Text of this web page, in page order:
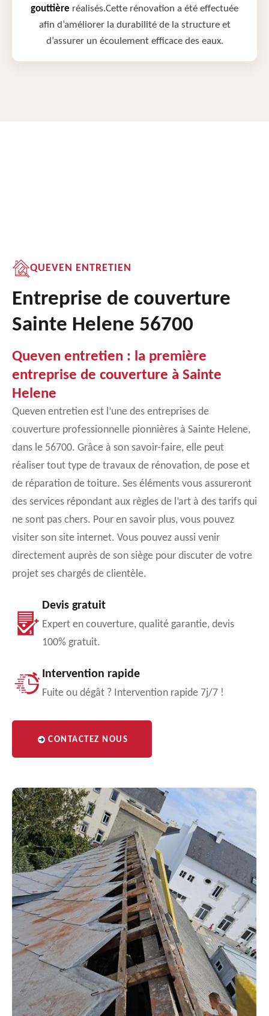
gouttière réalisés.Cette rénovation a été effectuée
afin d’améliorer la durabilité de la structure et
d’assurer un écoulement efficace des eaux.
QUEVEN ENTRETIEN
Entreprise de couverture
Sainte Helene 56700
Queven entretien : la première
entreprise de couverture à Sainte
Helene
Queven entretien est l’une des entreprises de
couverture professionnelle pionnières à Sainte Helene,
dans le 56700. Grâce à son savoir-faire, elle peut
réaliser tout type de travaux de rénovation, de pose et
de réparation de toiture. Ses éléments vous assureront
des services répondant aux règles de l’art à des tarifs qui
ne sont pas chers. Pour en savoir plus, vous pouvez
visiter son site internet. Vous pouvez aussi venir
directement auprès de son siège pour discuter de votre
projet ses chargés de clientèle.
Devis gratuit
Expert en couverture, qualité garantie, devis
100% gratuit.
Intervention rapide
Fuite ou dégât ? Intervention rapide 7j/7 !
CONTACTEZ NOUS